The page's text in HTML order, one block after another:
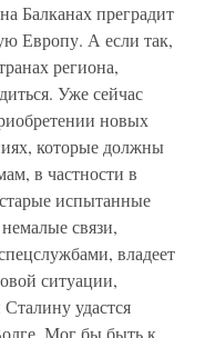
Балканах преградит
Европу. А если так,
региона,
Уже сейчас
новых
которые должны
в частности в
испытанные
связи,
владеет
ситуации,
удастся
Мог бы быть к